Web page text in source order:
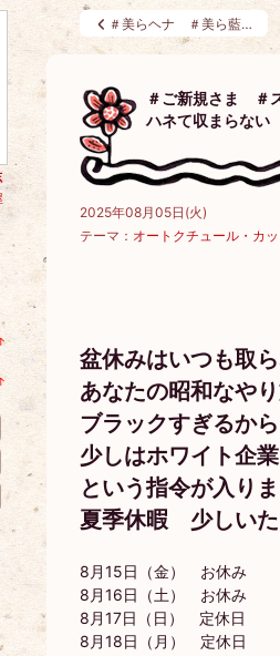
＃美らヘナ ＃美ら藍…
＃ご新規さま ＃
ハネて収まらな
2025年08月05日(火)
テーマ： オートクチュール・カッ
盆休みはいつも取
あなたの昭和なや
ブラックすぎるから
少しはホワイト企
という指令が入り
夏季休暇 少しい
8月15日（金） お休み
8月16日（土） お休み
8月17日（日） 定休日
8月18日（月） 定休日
キ